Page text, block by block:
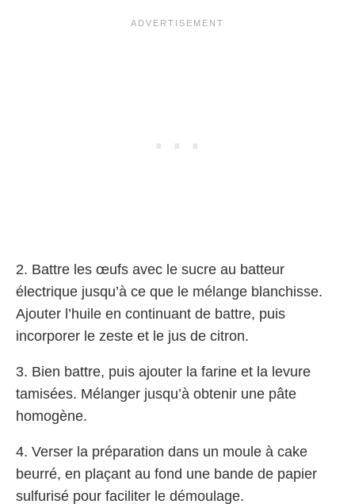
2. Battre les œufs avec le sucre au batteur
électrique jusqu’à ce que le mélange blanchisse.
Ajouter l’huile en continuant de battre, puis
incorporer le zeste et le jus de citron.
3. Bien battre, puis ajouter la farine et la levure
tamisées. Mélanger jusqu’à obtenir une pâte
homogène.
4. Verser la préparation dans un moule à cake
beurré, en plaçant au fond une bande de papier
sulfurisé pour faciliter le démoulage.